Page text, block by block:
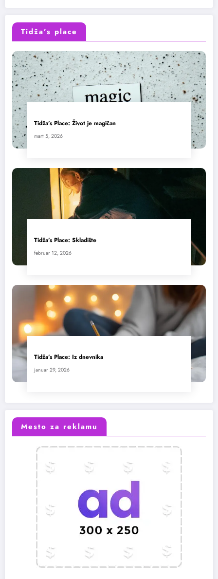
Tidža’s place
Tidža’s Place: Život je magičan
mart 5, 2026
Tidža’s Place: Skladište
februar 12, 2026
Tidža’s Place: Iz dnevnika
januar 29, 2026
Mesto za reklamu